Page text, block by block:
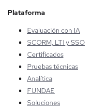
Plataforma
Evaluación con IA
SCORM, LTI y SSO
Certificados
Pruebas técnicas
Analítica
FUNDAE
Soluciones